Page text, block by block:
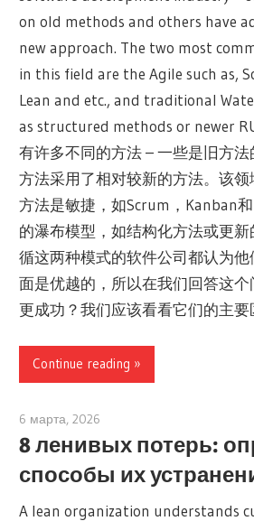
on old methods and others have
new approach. The two most
in this field are the Agile such as,
Lean and etc., and traditional
as structured methods or newer
有许多不同的方法 – 一些是旧方
方法采用了相对较新的方法。该
方法是敏捷，如Scrum，Kanban
的瀑布模型，如结构化方法或更新
循这两种模式的软件公司都认为
面是优越的，所以在我们回答这
更成功？我们应该看看它们的主要
Continue reading
6 марта, 2026
8 ленивых потерь:
способы их
A lean organization understands